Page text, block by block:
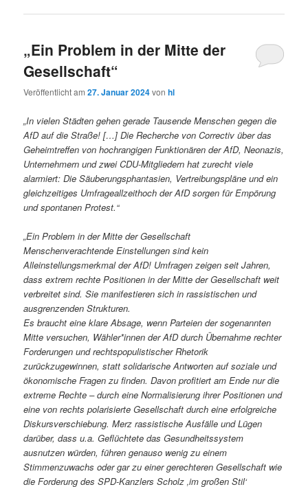
„Ein Problem in der Mitte der
Gesellschaft“
Veröffentlicht am27. Januar 2024vonhl
„In vielen Städten gehen gerade Tausende Menschen gegen die
AfD auf die Straße! […] Die Recherche von Correctiv über das
Geheimtreffen von hochrangigen Funktionären der AfD, Neonazis,
Unternehmern und zwei CDU-Mitgliedern hat zurecht viele
alarmiert: Die Säuberungsphantasien, Vertreibungspläne und ein
gleichzeitiges Umfrageallzeithoch der AfD sorgen für Empörung
und spontanen Protest.“
„Ein Problem in der Mitte der Gesellschaft
Menschenverachtende Einstellungen sind kein
Alleinstellungsmerkmal der AfD! Umfragen zeigen seit Jahren,
dass extrem rechte Positionen in der Mitte der Gesellschaft weit
verbreitet sind. Sie manifestieren sich in rassistischen und
ausgrenzenden Strukturen.
Es braucht eine klare Absage, wenn Parteien der sogenannten
Mitte versuchen, Wähler*innen der AfD durch Übernahme rechter
Forderungen und rechtspopulistischer Rhetorik
zurückzugewinnen, statt solidarische Antworten auf soziale und
ökonomische Fragen zu finden. Davon profitiert am Ende nur die
extreme Rechte – durch eine Normalisierung ihrer Positionen und
eine von rechts polarisierte Gesellschaft durch eine erfolgreiche
Diskursverschiebung. Merz rassistische Ausfälle und Lügen
darüber, dass u.a. Geflüchtete das Gesundheitssystem
ausnutzen würden, führen genauso wenig zu einem
Stimmenzuwachs oder gar zu einer gerechteren Gesellschaft wie
die Forderung des SPD-Kanzlers Scholz ‚im großen Stil‘